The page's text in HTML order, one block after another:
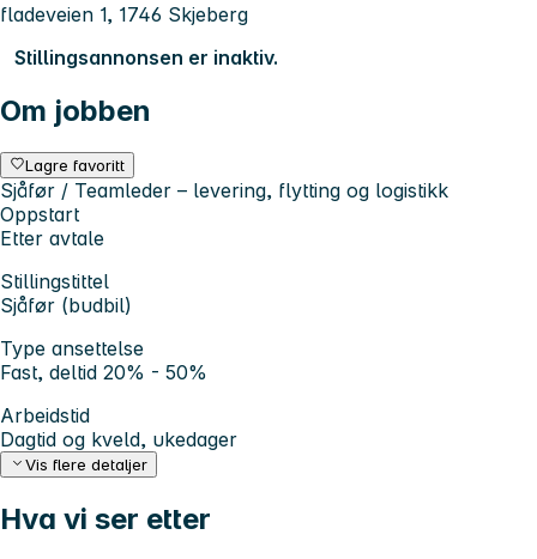
fladeveien 1, 1746 Skjeberg
Stillingsannonsen er inaktiv.
Om jobben
Lagre favoritt
Sjåfør / Teamleder – levering, flytting og logistikk
Oppstart
Etter avtale
Stillingstittel
Sjåfør (budbil)
Type ansettelse
Fast, deltid 20% - 50%
Arbeidstid
Dagtid og kveld, ukedager
Vis flere detaljer
Hva vi ser etter